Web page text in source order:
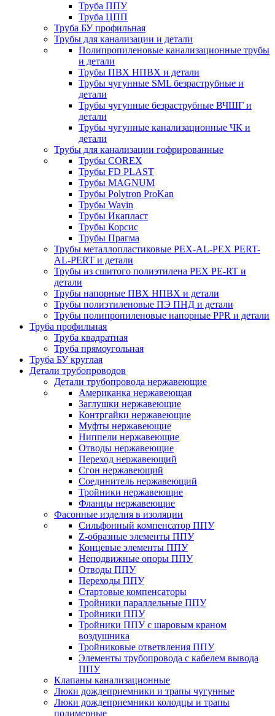
Труба ППУ
Труба ЦПП
Труба БУ профильная
Трубы для канализации и детали
Полипропиленовые канализационные трубы
и детали
Трубы ПВХ НПВХ и детали
Трубы чугунные SML безраструбные и
детали
Трубы чугунные безраструбные ВЧШГ и
детали
Трубы чугунные канализационные ЧК и
детали
Трубы для канализации гофрированные
Трубы COREX
Трубы FD PLAST
Трубы MAGNUM
Трубы Polytron ProKan
Трубы Wavin
Трубы Икапласт
Трубы Корсис
Трубы Прагма
Трубы металлопластиковые PEX-AL-PEX PERT-
AL-PERT и детали
Трубы из сшитого полиэтилена PEX PE-RT и
детали
Трубы напорные ПВХ НПВХ и детали
Трубы полиэтиленовые ПЭ ПНД и детали
Трубы полипропиленовые напорные PPR и детали
Труба профильная
Труба квадратная
Труба прямоугольная
Труба БУ круглая
Детали трубопроводов
Детали трубопровода нержавеющие
Американка нержавеющая
Заглушки нержавеющие
Контргайки нержавеющие
Муфты нержавеющие
Ниппели нержавеющие
Отводы нержавеющие
Переход нержавеющий
Сгон нержавеющий
Соединитель нержавеющий
Тройники нержавеющие
Фланцы нержавеющие
Фасонные изделия в изоляции
Cильфонный компенсатор ППУ
Z-образные элементы ППУ
Концевые элементы ППУ
Неподвижные опоры ППУ
Отводы ППУ
Переходы ППУ
Стартовые компенсаторы
Тройники параллельные ППУ
Тройники ППУ
Тройники ППУ с шаровым краном
воздушника
Тройниковые ответвления ППУ
Элементы трубопровода с кабелем вывода
ППУ
Клапаны канализационные
Люки дождеприемники и трапы чугунные
Люки дождеприемники колодцы и трапы
полимерные